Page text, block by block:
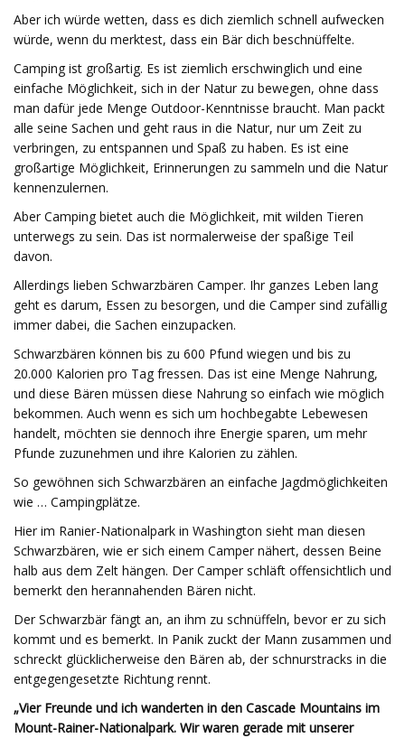
Aber ich würde wetten, dass es dich ziemlich schnell aufwecken
würde, wenn du merktest, dass ein Bär dich beschnüffelte.
Camping ist großartig. Es ist ziemlich erschwinglich und eine
einfache Möglichkeit, sich in der Natur zu bewegen, ohne dass
man dafür jede Menge Outdoor-Kenntnisse braucht. Man packt
alle seine Sachen und geht raus in die Natur, nur um Zeit zu
verbringen, zu entspannen und Spaß zu haben. Es ist eine
großartige Möglichkeit, Erinnerungen zu sammeln und die Natur
kennenzulernen.
Aber Camping bietet auch die Möglichkeit, mit wilden Tieren
unterwegs zu sein. Das ist normalerweise der spaßige Teil
davon.
Allerdings lieben Schwarzbären Camper. Ihr ganzes Leben lang
geht es darum, Essen zu besorgen, und die Camper sind zufällig
immer dabei, die Sachen einzupacken.
Schwarzbären können bis zu 600 Pfund wiegen und bis zu
20.000 Kalorien pro Tag fressen. Das ist eine Menge Nahrung,
und diese Bären müssen diese Nahrung so einfach wie möglich
bekommen. Auch wenn es sich um hochbegabte Lebewesen
handelt, möchten sie dennoch ihre Energie sparen, um mehr
Pfunde zuzunehmen und ihre Kalorien zu zählen.
So gewöhnen sich Schwarzbären an einfache Jagdmöglichkeiten
wie … Campingplätze.
Hier im Ranier-Nationalpark in Washington sieht man diesen
Schwarzbären, wie er sich einem Camper nähert, dessen Beine
halb aus dem Zelt hängen. Der Camper schläft offensichtlich und
bemerkt den herannahenden Bären nicht.
Der Schwarzbär fängt an, an ihm zu schnüffeln, bevor er zu sich
kommt und es bemerkt. In Panik zuckt der Mann zusammen und
schreckt glücklicherweise den Bären ab, der schnurstracks in die
entgegengesetzte Richtung rennt.
„Vier Freunde und ich wanderten in den Cascade Mountains im
Mount-Rainer-Nationalpark. Wir waren gerade mit unserer